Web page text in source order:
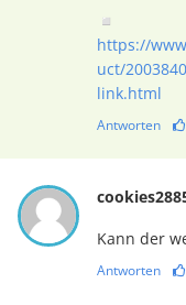
◽
https://
uct/
link.html
Antworten
Kann der
Antworten